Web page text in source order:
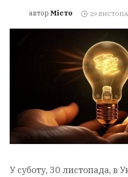
автор Місто 29
У суботу, 30 листопада, в